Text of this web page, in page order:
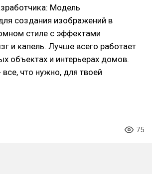
Модель
создания изображений в
стиле с эффектами
и капель. Лучше всего работает
объектах и интерьерах домов.
все, что нужно, для твоей
75